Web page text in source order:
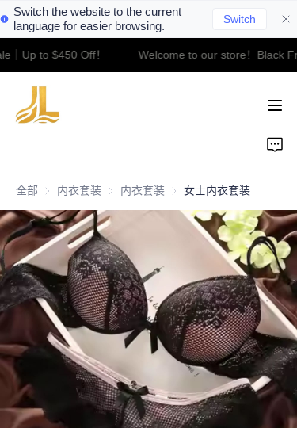
Switch the website to the current
language for easier browsing.
Switch
｜Up to $450 Off！
Welcome to our store！Black
Welcome to our
全部 内衣套装 内衣套装
内衣套装 内衣套装
女士内衣套装
Home
Product
Contact
News